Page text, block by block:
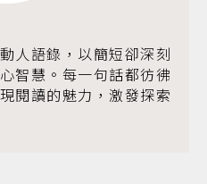
人語錄，以簡短卻深刻
智慧。每一句話都彷彿
閱讀的魅力，激發探索